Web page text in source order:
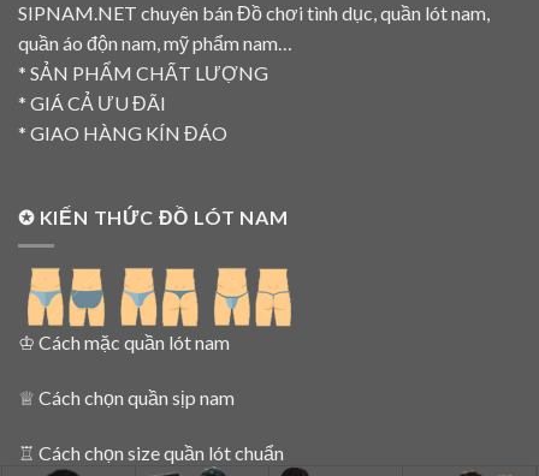
SIPNAM.NET chuyên bán Đồ chơi tình dục, quần lót nam,
quần áo độn nam, mỹ phẩm nam…
* SẢN PHẨM CHẤT LƯỢNG
* GIÁ CẢ ƯU ĐÃI
* GIAO HÀNG KÍN ĐÁO
✪ KIẾN THỨC ĐỒ LÓT NAM
♔ Cách mặc quần lót nam
♕ Cách chọn quần sịp nam
♖ Cách chọn size quần lót chuẩn